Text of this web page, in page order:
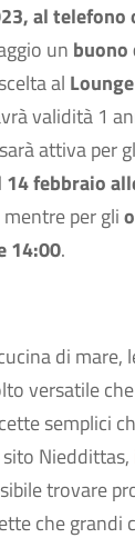
al telefono
un buono
al
validità 1
attiva per
febbraio
mentre per gli
14:00.
di mare,
versatile
semplici
Nieddittas,
trovare
che grandi